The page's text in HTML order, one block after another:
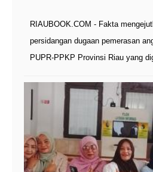
RIAUBOOK.COM - Fakta
persidangan dugaan pemerasan
PUPR-PPKP Provinsi Riau yang